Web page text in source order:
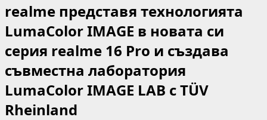
realme представя технологията
LumaColor IMAGE в новата си
серия realme 16 Pro и създава
съвместна лаборатория
LumaColor IMAGE LAB с TÜV
Rheinland